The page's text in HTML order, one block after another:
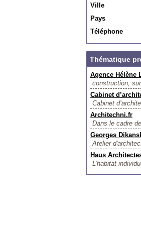
Ville
Pays
Téléphone
Thématique
Agence Hélène
construction,
Cabinet
Cabinet
Architechni.fr
Dans le cadre
Georges
Atelier
Haus
L'habitat